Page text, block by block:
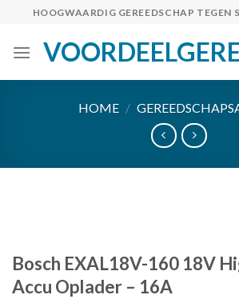
content
HOOGWAARDIG GEREEDSCHAP TEGEN
HOME /
Bosch EXAL18V-160 18V
Accu Oplader – 16A